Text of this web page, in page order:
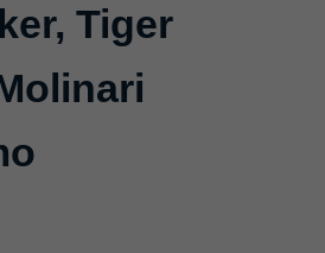
Tiger